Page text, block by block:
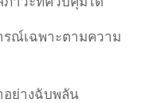
รณ์เฉพาะตามความ
อย่างฉับพลัน